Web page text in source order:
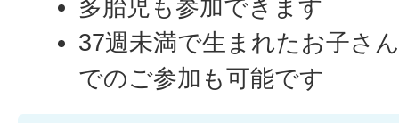
多胎児も参加できます
37週未満で生まれたお子さ
でのご参加も可能です